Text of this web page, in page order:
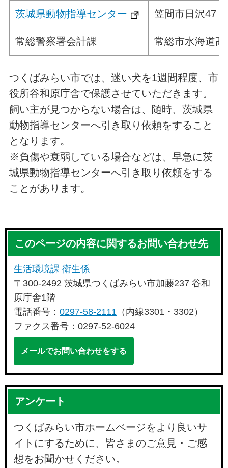
茨城県動物指導センター 笠間市日沢47
常総警察署会計課 常総市水海道
つくばみらい市では、迷い犬を1週間程度、市
役所谷和原庁舎で保護させていただきます。
飼い主が見つからない場合は、随時、茨城県
動物指導センターへ引き取り依頼をすること
となります。
※負傷や衰弱している場合などは、早急に茨
城県動物指導センターへ引き取り依頼をする
ことがあります。
このページの内容に関するお問い合わせ先
生活環境課 衛生係
〒300-2492 茨城県つくばみらい市加藤237 谷和
原庁舎1階
電話番号：0297-58-2111 （内線3301・3302）
ファクス番号：0297-52-6024
メールでお問い合わせをする
アンケート
つくばみらい市ホームページをより良いサ
イトにするために、皆さまのご意見・ご感
想をお聞かせください。